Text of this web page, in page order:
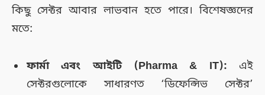
কিছু সেক্টর আবার লাভবান হতে পারে। বিশেষজ্ঞদের
মতে:
ফার্মা এবং আইটি (Pharma & IT): এই
সেক্টরগুলোকে সাধারণত ‘ডিফেন্সিভ সেক্টর’